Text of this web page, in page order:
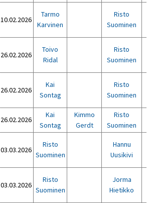
10.02.2026
Tarmo
Karvinen
Risto
Suominen
26.02.2026
Toivo
Ridal
Risto
Suominen
26.02.2026
Kai
Sontag
Risto
Suominen
26.02.2026
Kai
Sontag
Kimmo
Gerdt
Risto
Suominen
03.03.2026
Risto
Suominen
Hannu
Uusikivi
03.03.2026
Risto
Suominen
Jorma
Hietikko